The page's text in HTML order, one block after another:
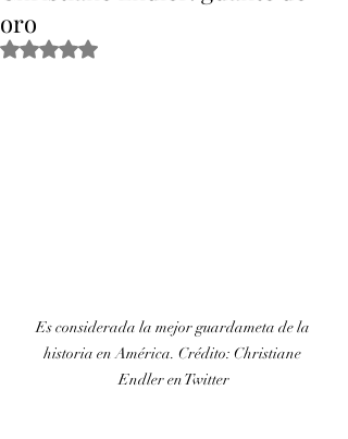
oro
Obtuvo NaN de 5 estrellas.
Es considerada la mejor guardameta de la
historia en América. Crédito: Christiane
Endler en Twitter